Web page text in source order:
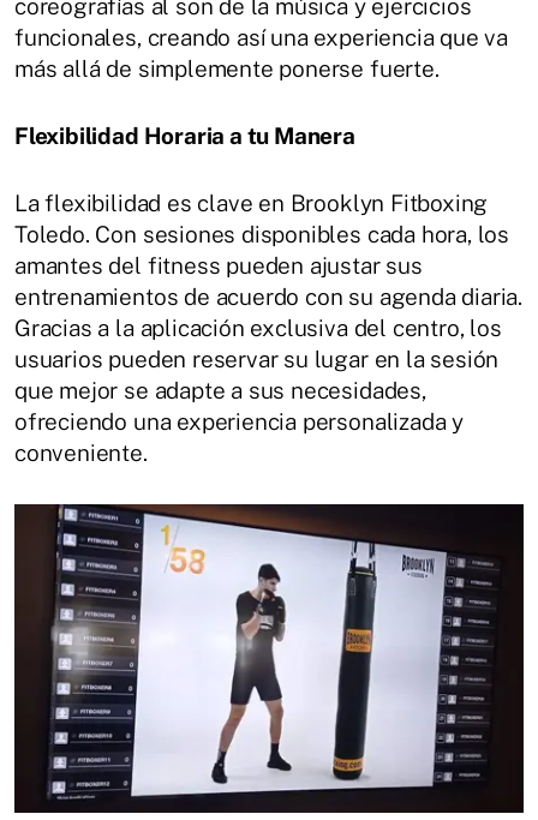
coreografías al son de la música y ejercicios
funcionales, creando así una experiencia que va
más allá de simplemente ponerse fuerte.
Flexibilidad Horaria a tu Manera
La flexibilidad es clave en Brooklyn Fitboxing
Toledo. Con sesiones disponibles cada hora, los
amantes del fitness pueden ajustar sus
entrenamientos de acuerdo con su agenda diaria.
Gracias a la aplicación exclusiva del centro, los
usuarios pueden reservar su lugar en la sesión
que mejor se adapte a sus necesidades,
ofreciendo una experiencia personalizada y
conveniente.